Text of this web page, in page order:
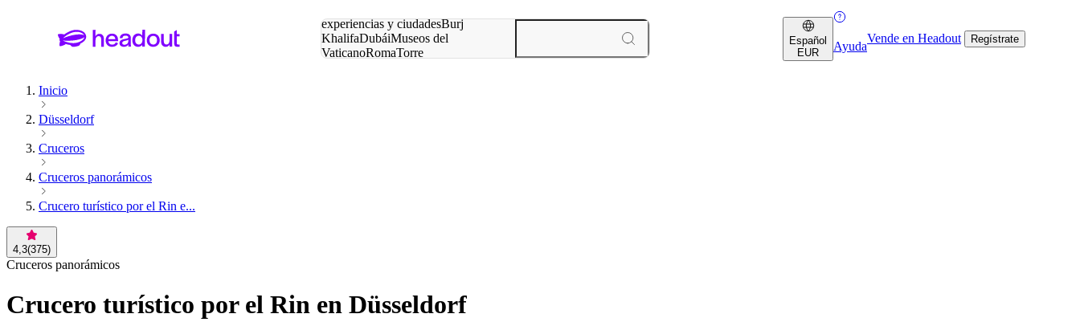
experiencias y ciudadesBurj
KhalifaDubáiMuseos del
VaticanoRomaTorre
Español
EUR
Ayuda
Vende en Headout Regístrate
Inicio
Düsseldorf
Cruceros
Cruceros panorámicos
Crucero turístico por el Rin e...
4,3(375)
Cruceros panorámicos
Crucero turístico por el Rin en Düsseldorf